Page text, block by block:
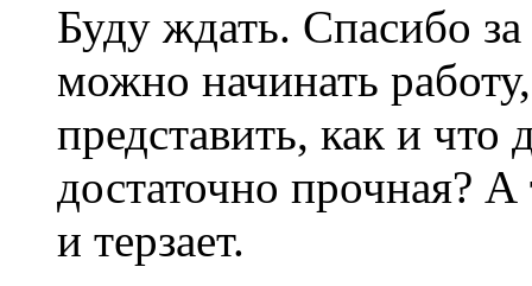
Буду ждать. Спасибо
можно начинать
представить, как и что
достаточно прочная?
и терзает.